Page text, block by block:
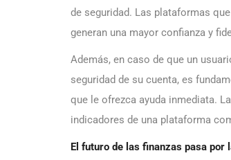
de seguridad. Las plataformas
generan una mayor confianza y
Además, en caso de que un
seguridad de su cuenta, es
que le ofrezca ayuda inmediata.
indicadores de una plataforma
El futuro de las finanzas pasa por